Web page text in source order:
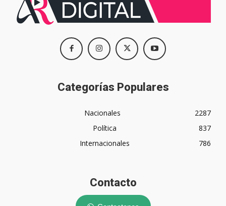
Categorías Populares
Nacionales
2287
Política
837
Internacionales
786
Contacto